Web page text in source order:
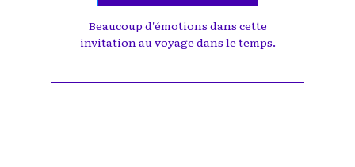
Beaucoup d'émotions dans cette
invitation au voyage dans le temps.